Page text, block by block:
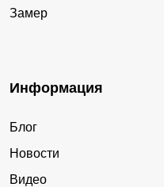
Замер
Информация
Блог
Новости
Видео